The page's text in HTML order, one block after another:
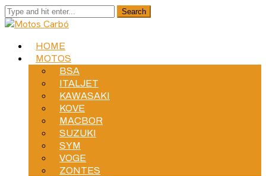
HOME
MOTOS
BSA
ITALJET
KAWASAKI
KOVE
MACBOR
SUZUKI
SYM
VOGE
ZONTES